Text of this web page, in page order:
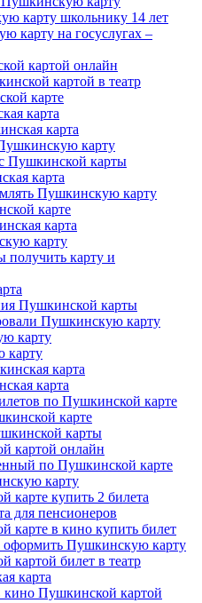
карту школьнику 14 лет
карту на госуслугах –
картой онлайн
картой в театр
карте
карта
карта
карту
Пушкинской карты
карта
Пушкинскую карту
карте
карта
карту
получить карту и
Пушкинской карты
Пушкинскую карту
карту
карту
карта
карта
по Пушкинской карте
карте
карты
картой онлайн
по Пушкинской карте
карту
купить 2 билета
для пенсионеров
в кино купить билет
оформить Пушкинскую карту
картой билет в театр
карта
кино Пушкинской картой